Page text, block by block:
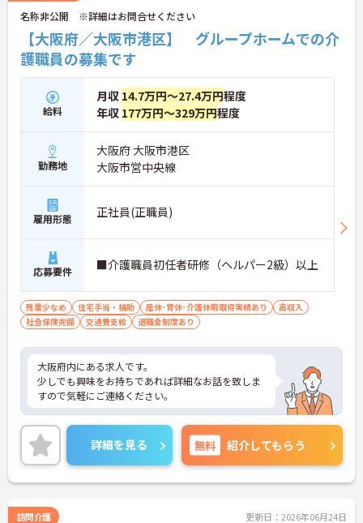
名称非公開 ※詳細はお問合せください
【大阪府／大阪市港区】 グループホームでの介
護職員の募集です
給料
月収 14.7万円～27.4万円程度
年収 177万円～329万円程度
勤務地
大阪府 大阪市港区
大阪市営中央線
雇用形態 正社員(正職員)
応募要件 ■介護職員初任者研修（ヘルパー2級）以上
残業少なめ 住宅手当・補助 産休･育休･介護休暇取得実績あり
高収入
社会保険完備
交通費支給 退職金制度あり
大阪府内にある求人です。
少しでも興味をお持ちであれば詳細なお話を致しま
すので気軽にご連絡ください。
詳細を見る 無料 紹介してもらう
訪問介護 更新日：2026年06月24日